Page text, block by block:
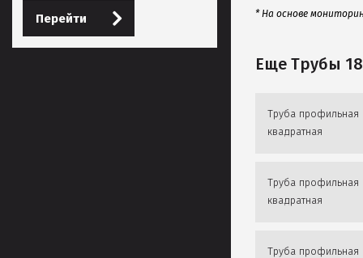
* На основе
Еще Трубы
Труба профильная
квадратная
Труба профильная
квадратная
Труба профильная
Перейти